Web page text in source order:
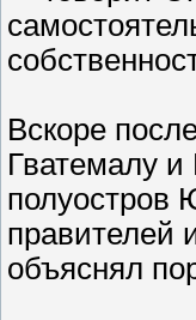
Вскоре
Гватемалу и
полуостров
правителей
объяснял